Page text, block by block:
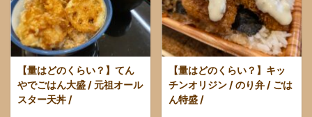
【量はどのくらい？】てん
やでごはん大盛 / 元祖オール
スター天丼 /
【量はどのくらい？】キッ
チンオリジン / のり弁 / ごは
ん特盛 /